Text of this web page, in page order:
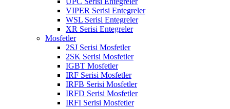
VIPER Serisi Entegreler
WSL Serisi Entegreler
XR Serisi Entegreler
Mosfetler
2SJ Serisi Mosfetler
2SK Serisi Mosfetler
IGBT Mosfetler
IRF Serisi Mosfetler
IRFB Serisi Mosfetler
IRFD Serisi Mosfetler
IRFI Serisi Mosfetler